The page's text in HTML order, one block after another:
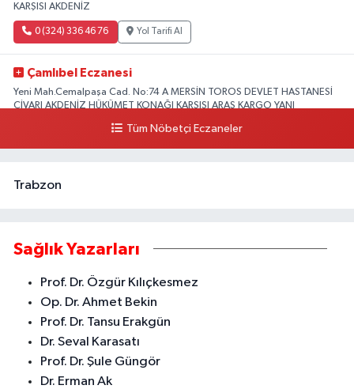
KARŞISI AKDENİZ
0 (324) 336 46 76 Yol Tarifi Al
Çamlıbel Eczanesi
Yeni Mah.Cemalpaşa Cad. No:74 A MERSİN TOROS DEVLET HASTANESİ
CİVARI AKDENİZ HÜKÜMET KONAĞI KARŞISI ARAS KARGO YANI
Yol Tarifi Al
Tüm Nöbetçi Eczaneler
Trabzon
Sağlık Yazarları
Prof. Dr. Özgür Kılıçkesmez
Op. Dr. Ahmet Bekin
Prof. Dr. Tansu Erakgün
Dr. Seval Karasatı
Prof. Dr. Şule Güngör
Dr. Erman Ak